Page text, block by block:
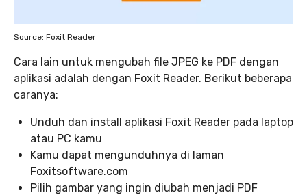
Source: Foxit Reader
Cara lain untuk mengubah file JPEG ke PDF dengan
aplikasi adalah dengan Foxit Reader. Berikut beberapa
caranya:
Unduh dan install aplikasi Foxit Reader pada laptop
atau PC kamu
Kamu dapat mengunduhnya di laman
Foxitsoftware.com
Pilih gambar yang ingin diubah menjadi PDF